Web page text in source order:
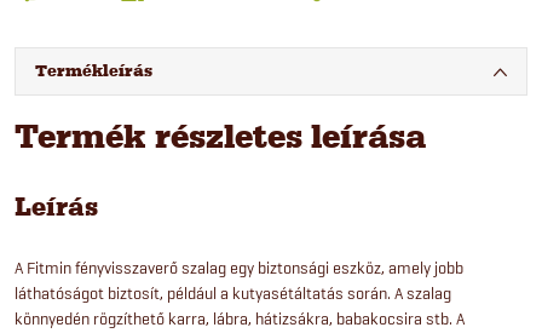
Termékleírás
Termék részletes leírása
Leírás
A Fitmin fényvisszaverő szalag egy biztonsági eszköz, amely jobb
láthatóságot biztosít, például a kutyasétáltatás során. A szalag
könnyedén rögzíthető karra, lábra, hátizsákra, babakocsira stb. A